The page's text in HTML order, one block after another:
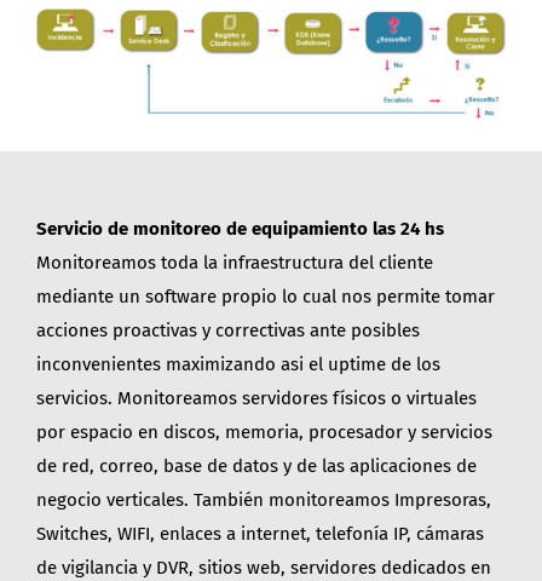
Servicio de monitoreo de equipamiento las 24 hs
Monitoreamos toda la infraestructura del cliente
mediante un software propio lo cual nos permite tomar
acciones proactivas y correctivas ante posibles
inconvenientes maximizando asi el uptime de los
servicios. Monitoreamos servidores físicos o virtuales
por espacio en discos, memoria, procesador y servicios
de red, correo, base de datos y de las aplicaciones de
negocio verticales. También monitoreamos Impresoras,
Switches, WIFI, enlaces a internet, telefonía IP, cámaras
de vigilancia y DVR, sitios web, servidores dedicados en